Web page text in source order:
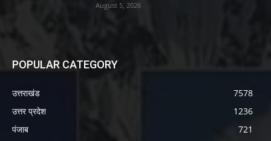
August 5, 2026
POPULAR CATEGORY
उत्तराखंड
7578
उत्तर प्रदेश
1236
पंजाब
721